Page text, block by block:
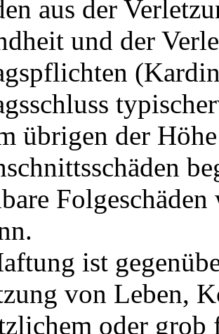
aus der
und der
übrigen der
Folgeschäden
ist
von Leben,
oder grob